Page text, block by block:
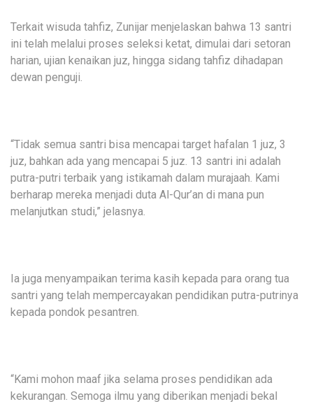
Terkait wisuda tahfiz, Zunijar menjelaskan bahwa 13 santri
ini telah melalui proses seleksi ketat, dimulai dari setoran
harian, ujian kenaikan juz, hingga sidang tahfiz dihadapan
dewan penguji.
“Tidak semua santri bisa mencapai target hafalan 1 juz, 3
juz, bahkan ada yang mencapai 5 juz. 13 santri ini adalah
putra-putri terbaik yang istikamah dalam murajaah. Kami
berharap mereka menjadi duta Al-Qur’an di mana pun
melanjutkan studi,” jelasnya.
Ia juga menyampaikan terima kasih kepada para orang tua
santri yang telah mempercayakan pendidikan putra-putrinya
kepada pondok pesantren.
“Kami mohon maaf jika selama proses pendidikan ada
kekurangan. Semoga ilmu yang diberikan menjadi bekal